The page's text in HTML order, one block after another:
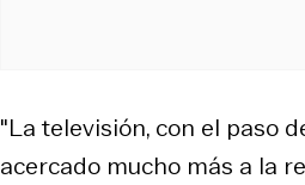
"La televisión, con el paso
acercado mucho más a la